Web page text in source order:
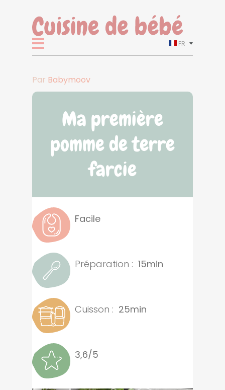
FR
Par Babymoov
Ma première
pomme de terre
farcie
Facile
Préparation : 15min
Cuisson : 25min
3,6/5